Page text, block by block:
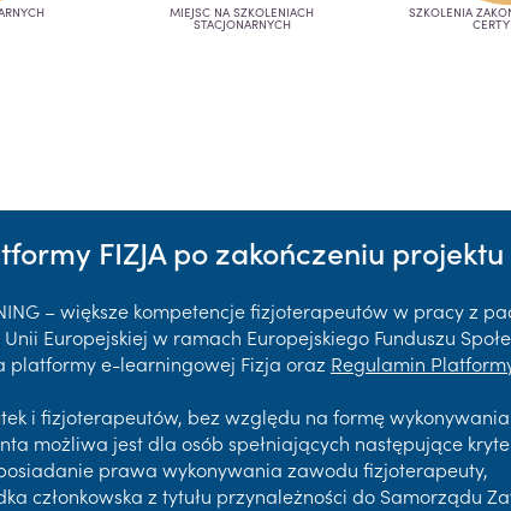
MIEJSC NA SZKOLENIACH
STACJONARNYCH
SZKOLENIA
FIZJA po zakończeniu
– większe kompetencje fizjoterapeutów w pracy z
Europejskiej w ramach Europejskiego Funduszu
platformy e-learningowej Fizja oraz Regulamin
i fizjoterapeutów, bez względu na formę
możliwa jest dla osób spełniających następujące
prawa wykonywania zawodu fizjoterapeuty,
członkowska z tytułu przynależności do Samorządu